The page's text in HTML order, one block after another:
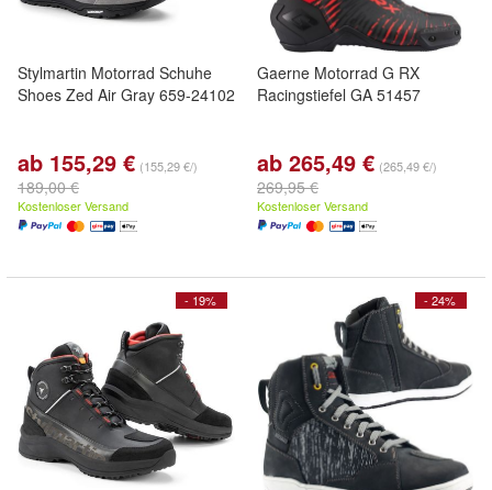
Stylmartin Motorrad Schuhe
Shoes Zed Air Gray 659-24102
ab 155,29 € (155,29 €/)
189,00 €
Kostenloser Versand
Gaerne Motorrad G RX
Racingstiefel GA 51457
ab 265,49 € (265,49 €/)
269,95 €
Kostenloser Versand
- 19% - 24%